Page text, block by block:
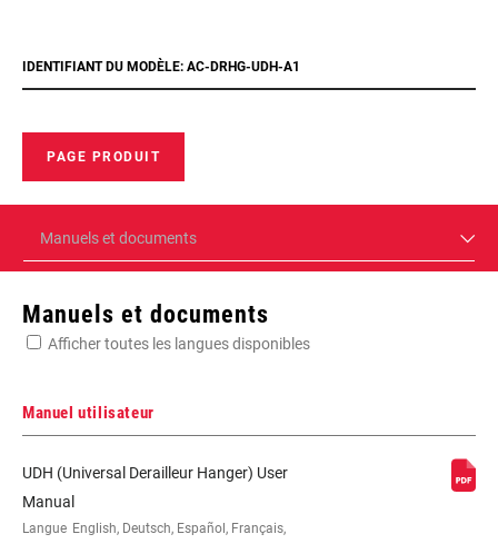
IDENTIFIANT DU MODÈLE: AC-DRHG-UDH-A1
PAGE PRODUIT
Manuels et documents
Manuels et documents
Afficher toutes les langues disponibles
Manuel utilisateur
UDH (Universal Derailleur Hanger) User
Manual
Langue English, Deutsch, Español, Français,